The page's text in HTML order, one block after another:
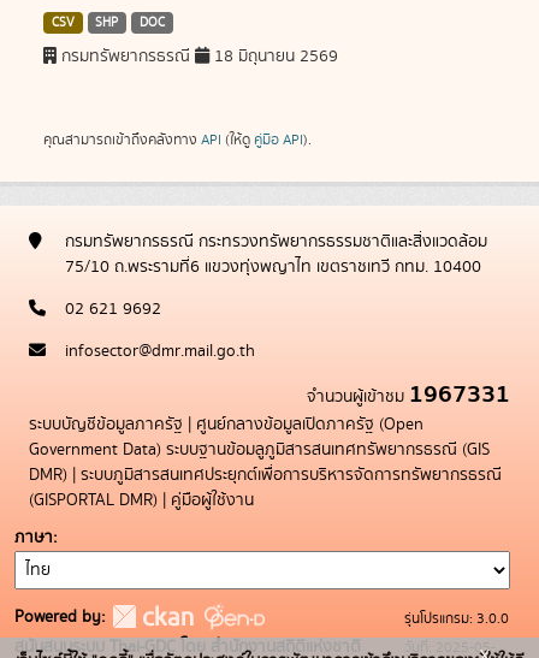
CSV SHP DOC
กรมทรัพยากรธรณี 18 มิถุนายน 2569
คุณสามารถเข้าถึงคลังทาง API (ให้ดู คู่มือ API).
กรมทรัพยากรธรณี กระทรวงทรัพยากรธรรมชาติและสิ่งแวดล้อม
75/10 ถ.พระรามที่6 แขวงทุ่งพญาไท เขตราชเทวี กทม. 10400
02 621 9692
infosector@dmr.mail.go.th
จำนวนผู้เข้าชม 1967331
ระบบบัญชีข้อมูลภาครัฐ | ศูนย์กลางข้อมูลเปิดภาครัฐ (Open
Government Data) ระบบฐานข้อมลูภูมิสารสนเทศทรัพยากรธรณี (GIS
DMR) | ระบบภูมิสารสนเทศประยุกต์เพื่อการบริหารจัดการทรัพยากรธรณี
(GISPORTAL DMR) | คู่มือผู้ใช้งาน
ภาษา
Powered by:
สนับสนุนระบบ Thai-GDC โดย สำนักงานสถิติแห่งชาติ
รุ่นโปรแกรม: 3.0.0
วันที่: 2025-05-